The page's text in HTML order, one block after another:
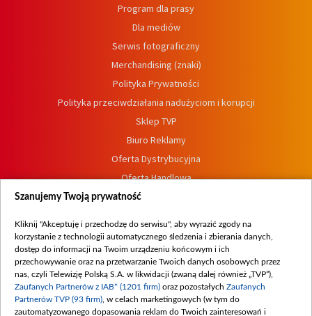
Program dla prasy
Dla mediów
Serwis fotograficzny
Merchandising (znaki)
Polityka Prywatności
Polityka przeciwdziałania nadużyciom i korupcji
Sklep TVP
Biuro Reklamy
Oferta Dystrybucyjna
Oferta Handlowa
Dostępność
Procedura zgłoszeń wewnętrznych
Szanujemy Twoją prywatność
Kliknij "Akceptuję i przechodzę do serwisu", aby wyrazić zgody na
korzystanie z technologii automatycznego śledzenia i zbierania danych,
dostęp do informacji na Twoim urządzeniu końcowym i ich
przechowywanie oraz na przetwarzanie Twoich danych osobowych przez
nas, czyli Telewizję Polską S.A. w likwidacji (zwaną dalej również „TVP”),
Zaufanych Partnerów z IAB* (1201 firm) oraz pozostałych Zaufanych
Partnerów TVP (93 firm) , w celach marketingowych (w tym do
zautomatyzowanego dopasowania reklam do Twoich zainteresowań i